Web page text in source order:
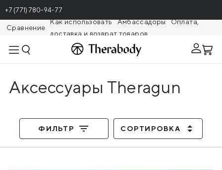
+7 (771) 780-94-77
Сравнение
Как использовать Амбассадоры
Оплата,
доставка и возврат товаров
Аксессуары Theragun
ФИЛЬТР СОРТИРОВКА